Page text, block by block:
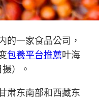
的一家食品公司，
包養平台推薦叶海
）。
肃东南部和西藏东